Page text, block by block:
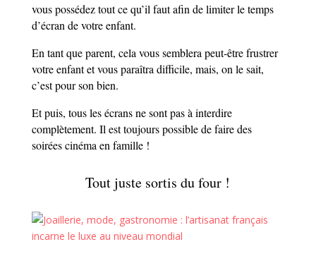
vous possédez tout ce qu’il faut afin de limiter le temps
d’écran de votre enfant.
En tant que parent, cela vous semblera peut-être frustrer
votre enfant et vous paraîtra difficile, mais, on le sait,
c’est pour son bien.
Et puis, tous les écrans ne sont pas à interdire
complètement. Il est toujours possible de faire des
soirées cinéma en famille !
Tout juste sortis du four !